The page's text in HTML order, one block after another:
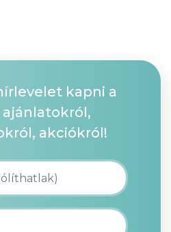
kapni a
akciókról!